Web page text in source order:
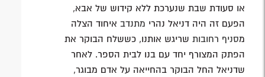
או סעודת שבת שנערכת ללא קידוש של אבא,
הפעם זה היה דניאל נהרי מתנדב איחוד הצלה
מסניף רחובות שריגש אותנו, כששלח הבוקר את
הפתק המצורף יחד עם בנו לבית הספר. לאחר
שדניאל החל הבוקר בהחייאה על אדם מבוגר,